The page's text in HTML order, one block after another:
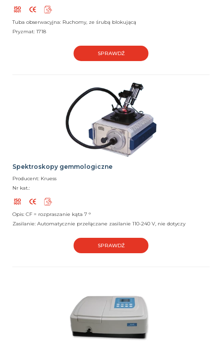
Tuba obserwacyjna: Ruchomy, ze śrubą blokującą
Pryzmat: 1718
SPRAWDŹ
Spektroskopy gemmologiczne
Producent: Kruess
Nr kat.:
Opis: CF = rozpraszanie kąta 7 °
Zasilanie: Automatycznie przełączane zasilanie 110-240 V, nie dotyczy
SPRAWDŹ